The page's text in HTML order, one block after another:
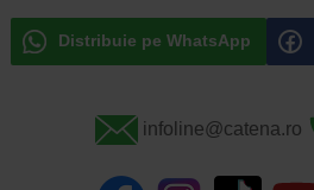
Distribuie pe WhatsApp
infoline@catena.ro